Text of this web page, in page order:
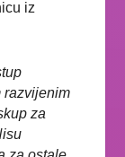
iz
razvijenim
za